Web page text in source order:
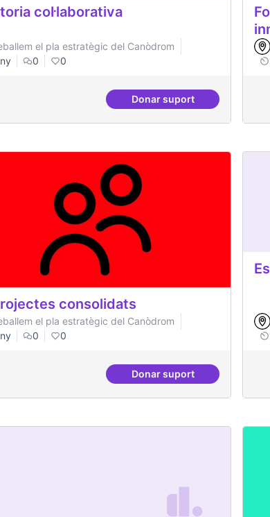
col·laborativa
el pla estratègic del Canòdrom
0 0
Donar suportRelatoria col·laborativa
consolidats
el pla estratègic del Canòdrom
0 0
Donar suport
10 projectes